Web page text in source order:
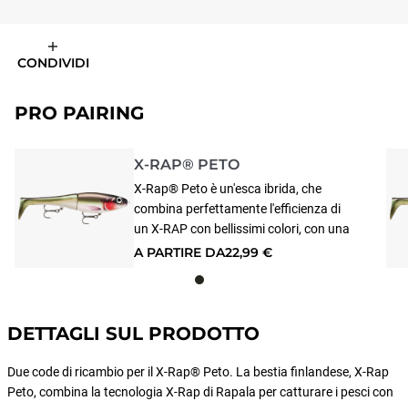
CONDIVIDI
PRO PAIRING
X-RAP® PETO
X-Rap® Peto è un'esca ibrida, che
combina perfettamente l'efficienza di
un X-RAP con bellissimi colori, con una
coda morbida. Mentre nuota
orizzontale, X-Rap® Peto è la scelta
difficili. Alla ripresa, ha un'azione di
anche con azione "jerk" seguita da una
pausa per permettere all'esca di
A PARTIRE DA22,99 €
DETTAGLI SUL PRODOTTO
Due code di ricambio per il X-Rap® Peto. La bestia finlandese, X-Rap
Peto, combina la tecnologia X-Rap di Rapala per catturare i pesci con